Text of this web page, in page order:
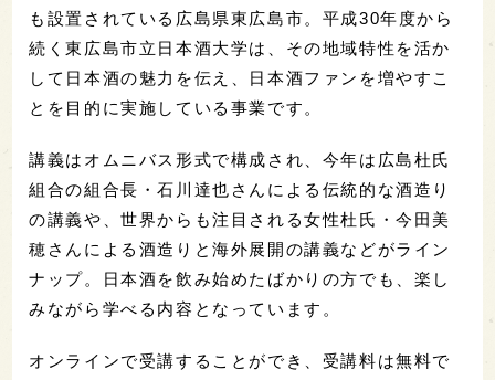
も設置されている広島県東広島市。平成30年度から
続く東広島市立日本酒大学は、その地域特性を活か
して日本酒の魅力を伝え、日本酒ファンを増やすこ
とを目的に実施している事業です。
講義はオムニバス形式で構成され、今年は広島杜氏
組合の組合長・石川達也さんによる伝統的な酒造り
の講義や、世界からも注目される女性杜氏・今田美
穂さんによる酒造りと海外展開の講義などがライン
ナップ。日本酒を飲み始めたばかりの方でも、楽し
みながら学べる内容となっています。
オンラインで受講することができ、受講料は無料で